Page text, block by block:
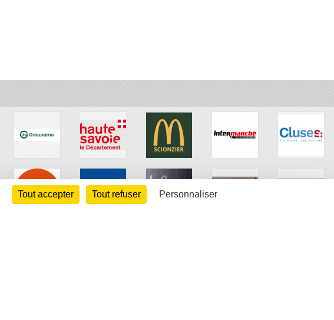
Tout accepter Tout refuser Personnaliser